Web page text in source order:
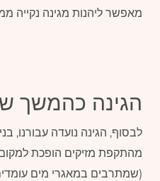
מאפשר ליהנות מגינה נקייה
הגינה כהמשך
לבסוף, הגינה נועדה עבורנו,
מהתקפת מזיקים הופכת
(שמתרבים במאגרי מים